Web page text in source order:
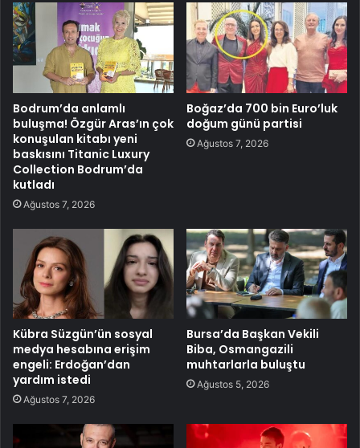
Bodrum’da anlamlı
buluşma! Özgür Aras’ın çok
konuşulan kitabı yeni
baskısını Titanic Luxury
Collection Bodrum’da
kutladı
Ağustos 7, 2026
Boğaz’da 700 bin Euro’luk
doğum günü partisi
Ağustos 7, 2026
Kübra Süzgün’ün sosyal
medya hesabına erişim
engeli: Erdoğan’dan
yardım istedi
Ağustos 7, 2026
Bursa’da Başkan Vekili
Biba, Osmangazili
muhtarlarla buluştu
Ağustos 5, 2026